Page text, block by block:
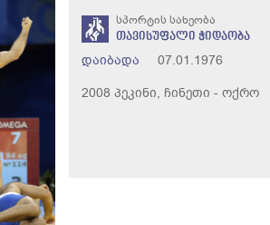
სპორტის სახეობა
თავისუფალი ჭიდაობა
დაიბადა 07.01.1976
2008 პეკინი, ჩინეთი - ოქრო